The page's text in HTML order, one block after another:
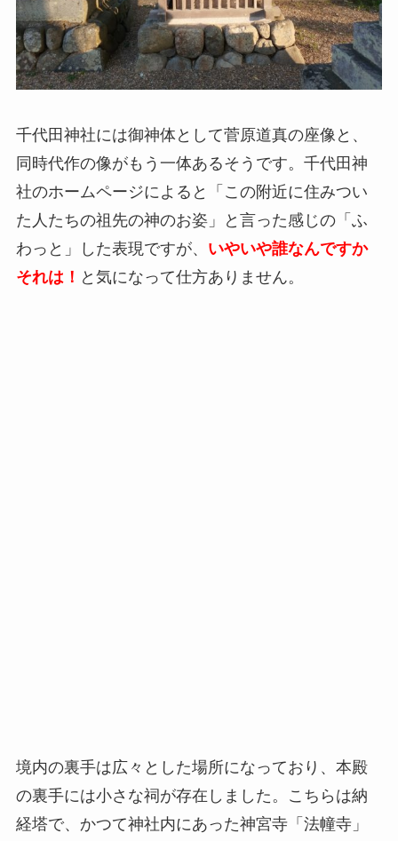
千代田神社には御神体として菅原道真の座像と、
同時代作の像がもう一体あるそうです。千代田神
社のホームページによると「この附近に住みつい
た人たちの祖先の神のお姿」と言った感じの「ふ
わっと」した表現ですが、 いやいや誰なんですか
それは！ と気になって仕方ありません。
境内の裏手は広々とした場所になっており、本殿
の裏手には小さな祠が存在しました。こちらは納
経塔で、かつて神社内にあった神宮寺「法幢寺」